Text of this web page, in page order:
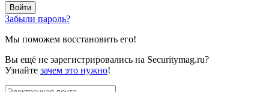
Забыли пароль?
Мы поможем восстановить его!
Вы ещё не зарегистрировались на Securitymag.ru?
Узнайте зачем это нужно!